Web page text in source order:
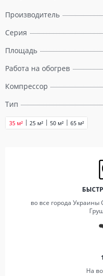
Производитель
Серия
Площадь
Работа на обогрев
Компрессор
Тип
25 м²
35 м² 50 м² 65 м²
во все города
На